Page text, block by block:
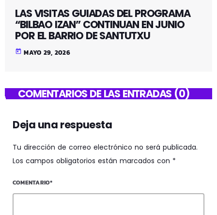
LAS VISITAS GUIADAS DEL PROGRAMA
“BILBAO IZAN” CONTINUAN EN JUNIO
POR EL BARRIO DE SANTUTXU
today MAYO 29, 2026
COMENTARIOS DE LAS ENTRADAS (0)
Deja una respuesta
Tu dirección de correo electrónico no será publicada.
Los campos obligatorios están marcados con *
COMENTARIO*